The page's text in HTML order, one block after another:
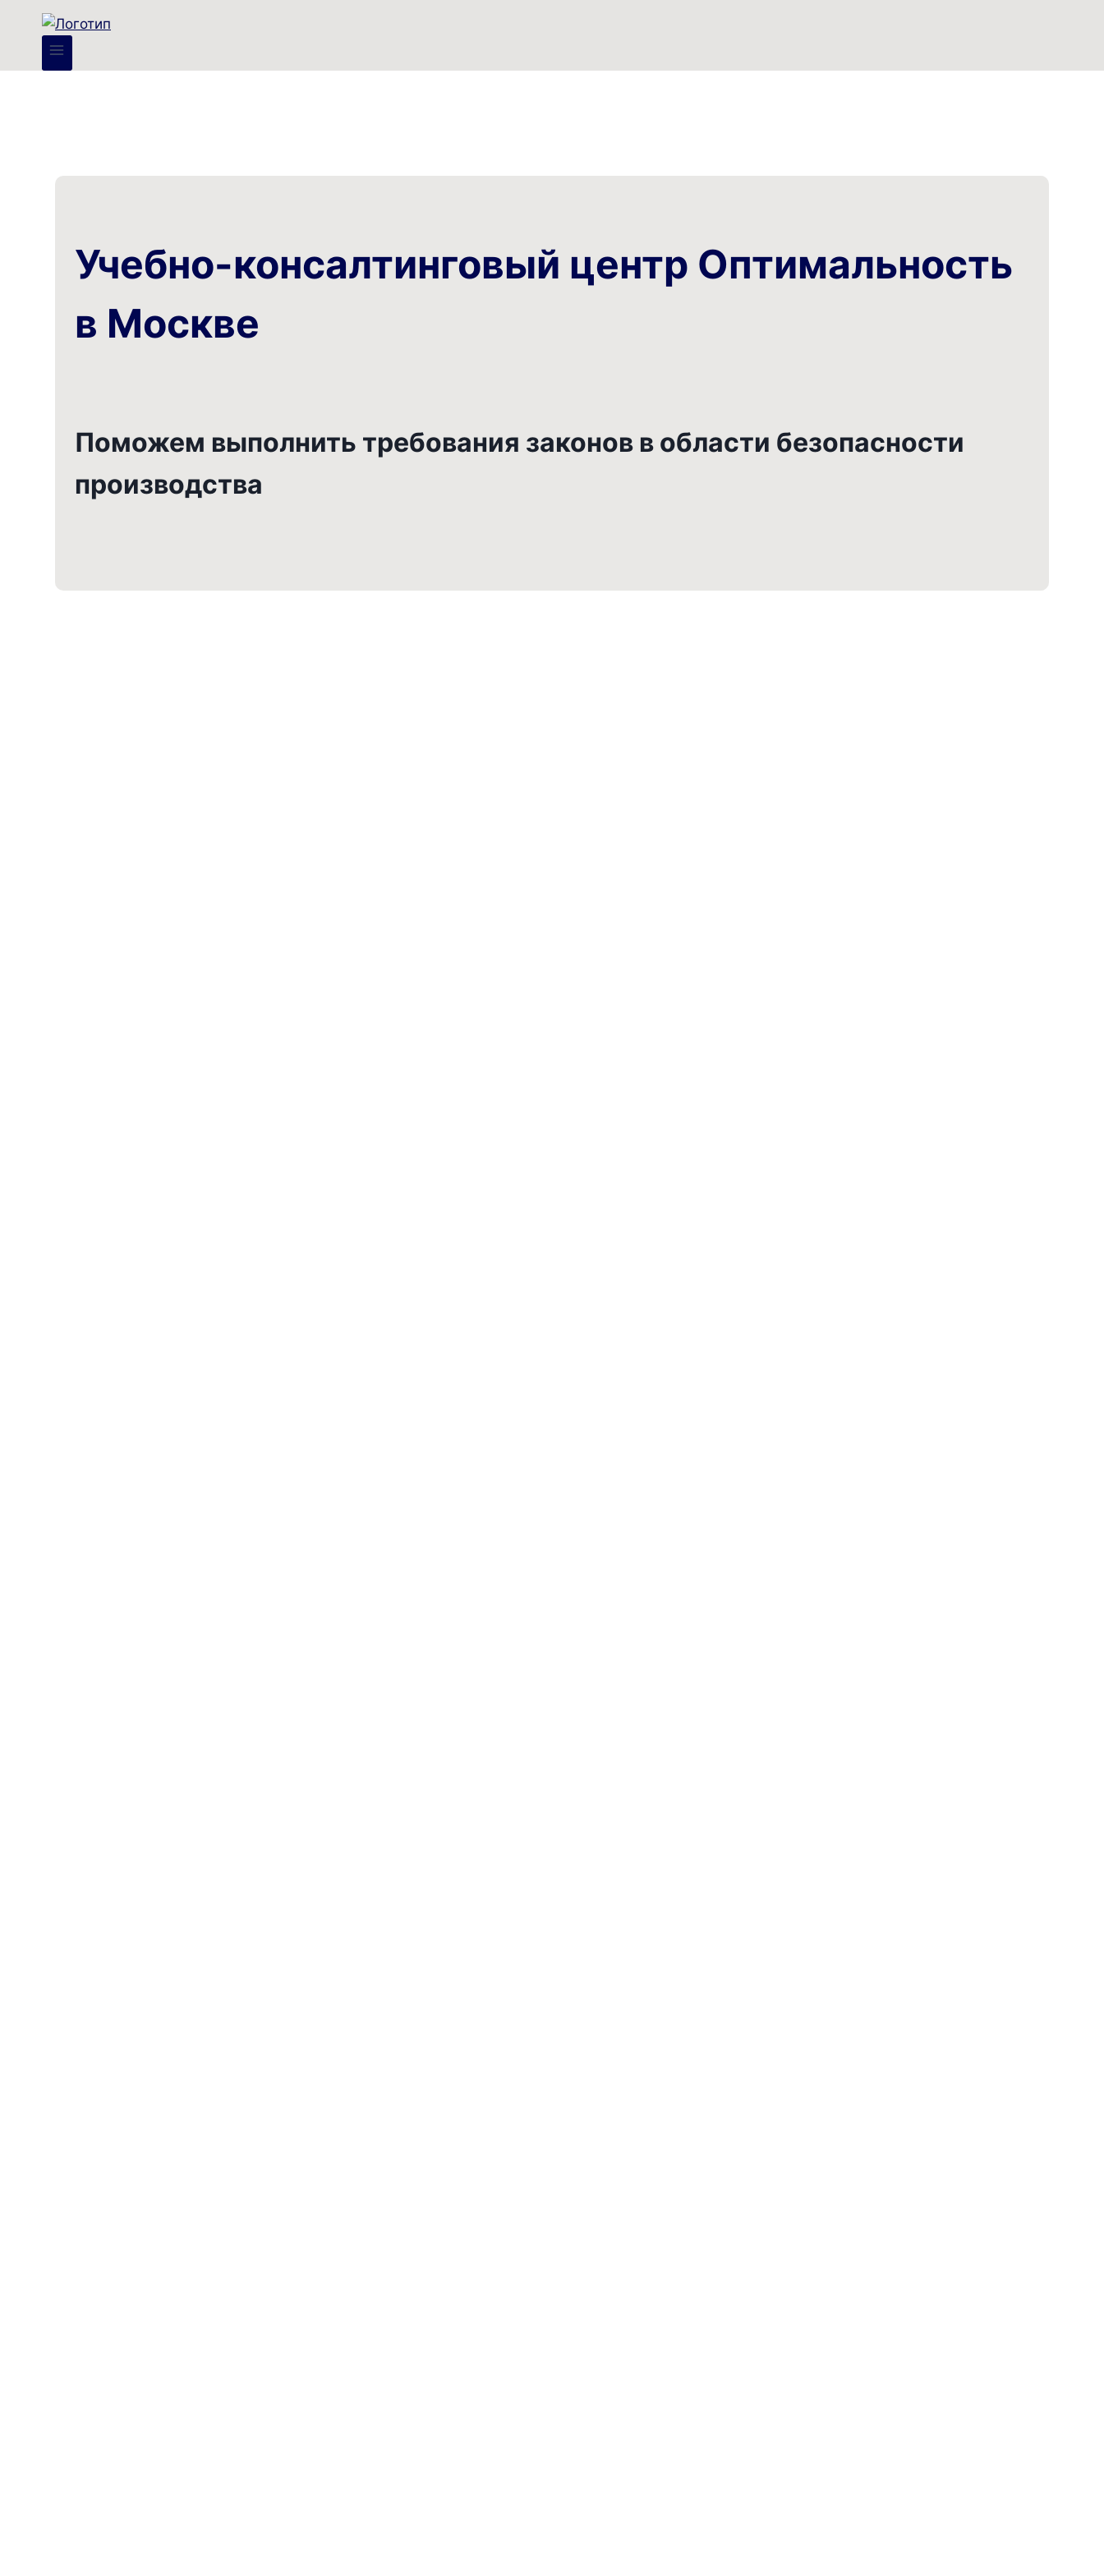
Учебно-консалтинговый центр Оптимальность
в Москве
Поможем выполнить требования законов в области безопасности
производства